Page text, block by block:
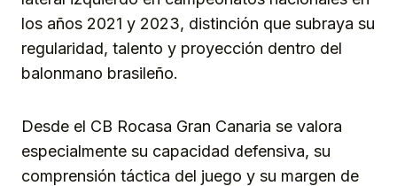
los años 2021 y 2023, distinción que subraya su
regularidad, talento y proyección dentro del
balonmano brasileño.
Desde el CB Rocasa Gran Canaria se valora
especialmente su capacidad defensiva, su
comprensión táctica del juego y su margen de